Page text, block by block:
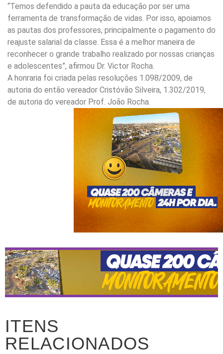
“Temos defendido a pauta da educação por ser uma
ferramenta de transformação de vidas. Por isso, apoiamos
as pautas dos professores, principalmente o pagamento do
reajuste salarial da classe. Essa é a melhor maneira de
reconhecer o grande trabalho realizado por nossas crianças
e adolescentes”, afirmou Dr. Victor Rocha.
A honraria foi criada pelas resoluções 1.098/2009, de
autoria do então vereador Cristóvão Silveira, 1.302/2019,
de autoria do vereador Prof. João Rocha.
ITENS
RELACIONADOS